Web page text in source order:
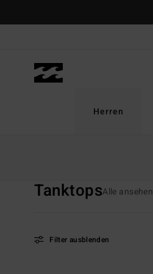
springen
Herren
TanktopsAlle ansehen
Filter ausblenden